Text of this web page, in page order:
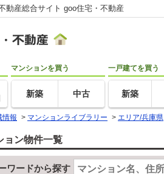
動産総合サイト goo住宅・不動産
マンションを買う
新築 中古
一戸建てを買う
新築
情報 > マンションライブラリー > エリア/兵庫県
ョン物件一覧
ワードから探す